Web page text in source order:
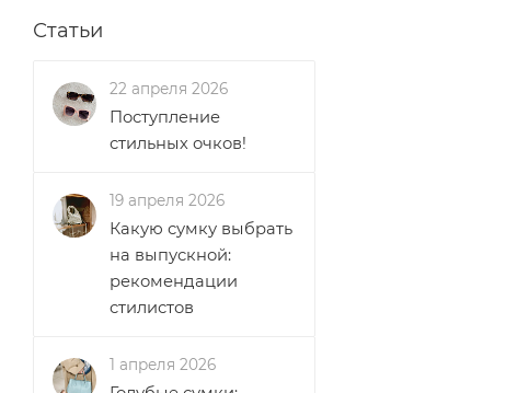
Статьи
22 апреля 2026
Поступление
стильных очков!
19 апреля 2026
Какую сумку выбрать
на выпускной:
рекомендации
стилистов
1 апреля 2026